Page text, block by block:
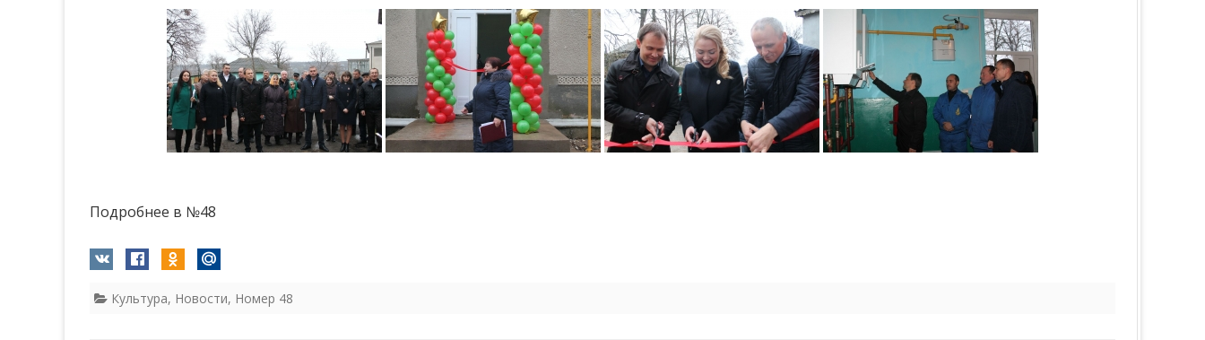
Подробнее в №48
Культура, Новости, Номер 48